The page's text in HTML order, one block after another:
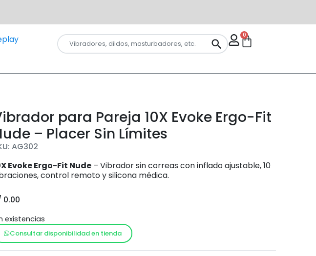
0
para Pareja 10X Evoke Ergo-Fit
– Placer Sin Límites
AG302
Evoke Ergo-Fit Nude – Vibrador sin correas con inflado ajustable, 10
control remoto y silicona médica.
0.00
existencias
Consultar disponibilidad en tienda